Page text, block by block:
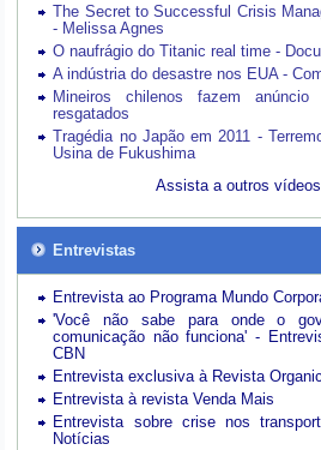
The Secret to Successful Crisis
- Melissa Agnes
O naufrágio do Titanic real time -
A indústria do desastre nos EUA -
Mineiros chilenos fazem anúncio
resgatados
Tragédia no Japão em 2011 -
Usina de Fukushima
Assista a outros
Entrevistas
Entrevista ao Programa Mundo
'Você não sabe para onde o
comunicação não funciona' -
CBN
Entrevista exclusiva à Revista
Entrevista à revista Venda Mais
Entrevista sobre crise nos
Notícias